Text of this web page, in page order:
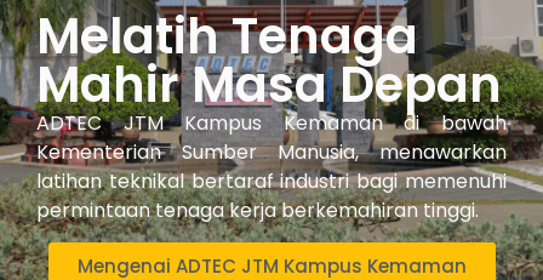
Melatih Tenaga
Mahir Masa Depan
ADTEC JTM Kampus Kemaman di bawah
Kementerian Sumber Manusia, menawarkan
latihan teknikal bertaraf industri bagi memenuhi
permintaan tenaga kerja berkemahiran tinggi.
Mengenai ADTEC JTM Kampus Kemaman